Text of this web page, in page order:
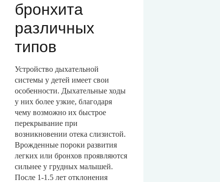
бронхита
различных
типов
Устройство дыхательной
системы у детей имеет свои
особенности. Дыхательные ходы
у них более узкие, благодаря
чему возможно их быстрое
перекрывание при
возникновении отека слизистой.
Врожденные пороки развития
легких или бронхов проявляются
сильнее у грудных малышей.
После 1-1.5 лет отклонения